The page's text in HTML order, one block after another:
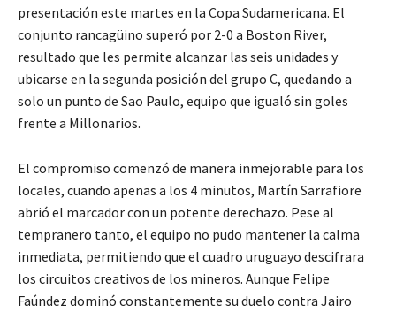
presentación este martes en la Copa Sudamericana. El
conjunto rancagüino superó por 2-0 a Boston River,
resultado que les permite alcanzar las seis unidades y
ubicarse en la segunda posición del grupo C, quedando a
solo un punto de Sao Paulo, equipo que igualó sin goles
frente a Millonarios.
El compromiso comenzó de manera inmejorable para los
locales, cuando apenas a los 4 minutos, Martín Sarrafiore
abrió el marcador con un potente derechazo. Pese al
tempranero tanto, el equipo no pudo mantener la calma
inmediata, permitiendo que el cuadro uruguayo descifrara
los circuitos creativos de los mineros. Aunque Felipe
Faúndez dominó constantemente su duelo contra Jairo